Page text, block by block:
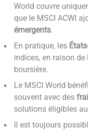
World couvre
que le MSCI ACWI
émergents.
En pratique, les
indices, en raison
boursière.
Le MSCI World
souvent avec des
solutions éligibles au
Il est toujours